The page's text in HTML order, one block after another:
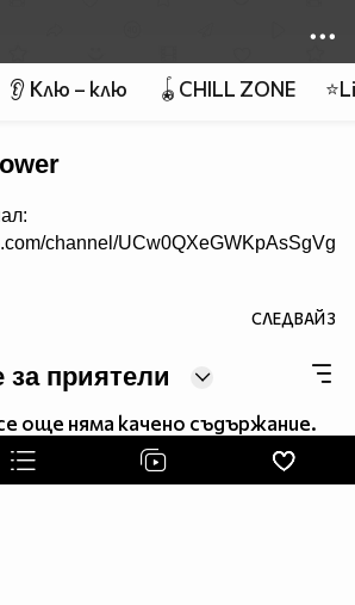
👂 Клю – клю 🪀CHILL ZONE
channel/
СЛЕДВАЙ3
приятели
още няма качено съдържание.